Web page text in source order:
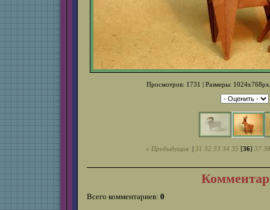
Просмотров: 1731 | Размеры:
« Предыдущая 31 32 33 34 35 [36] 37 38
Всего комментариев: 0